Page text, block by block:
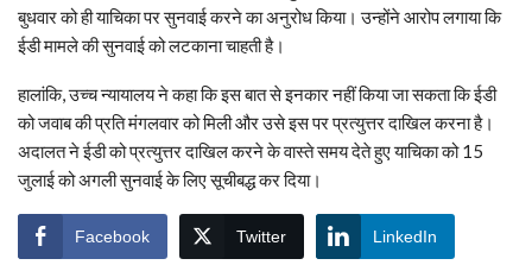
बुधवार को ही याचिका पर सुनवाई करने का अनुरोध किया। उन्होंने आरोप लगाया कि
ईडी मामले की सुनवाई को लटकाना चाहती है।
हालांकि, उच्च न्यायालय ने कहा कि इस बात से इनकार नहीं किया जा सकता कि ईडी
को जवाब की प्रति मंगलवार को मिली और उसे इस पर प्रत्युत्तर दाखिल करना है।
अदालत ने ईडी को प्रत्युत्तर दाखिल करने के वास्ते समय देते हुए याचिका को 15
जुलाई को अगली सुनवाई के लिए सूचीबद्ध कर दिया।
Facebook Twitter LinkedIn